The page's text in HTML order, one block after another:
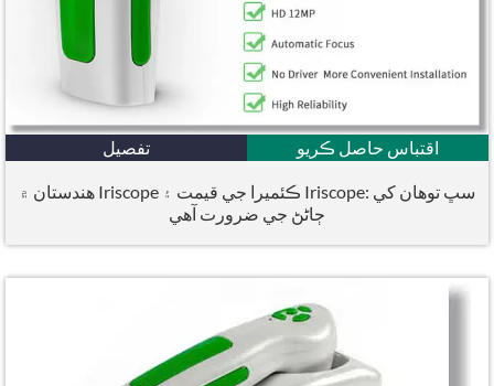
تفصيل اقتباس حاصل ڪريو
هندستان ۾ Iriscope ڪئميرا جي قيمت ۽ Iriscope: سڀ توهان کي
ڄاڻڻ جي ضرورت آهي